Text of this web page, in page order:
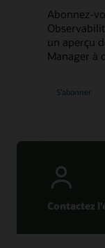
Abonnez-
un aperçu
Manager à
S’abonner
Contactez